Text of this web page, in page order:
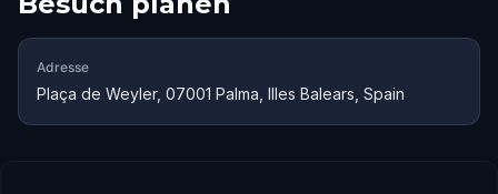
Adresse
Plaça de Weyler, 07001 Palma, Illes Balears, Spain